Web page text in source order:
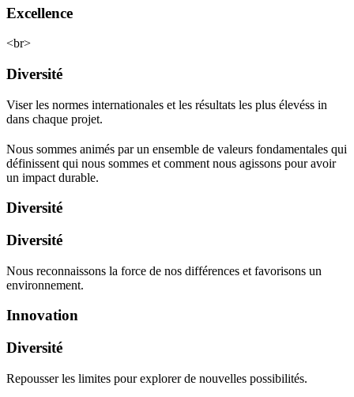
Excellence
<br>
Diversité
Viser les normes internationales et les résultats les plus élevéss in
dans chaque projet.
Nous sommes animés par un ensemble de valeurs fondamentales qui
définissent qui nous sommes et comment nous agissons pour avoir
un impact durable.
Diversité
Diversité
Nous reconnaissons la force de nos différences et favorisons un
environnement.
Innovation
Diversité
Repousser les limites pour explorer de nouvelles possibilités.